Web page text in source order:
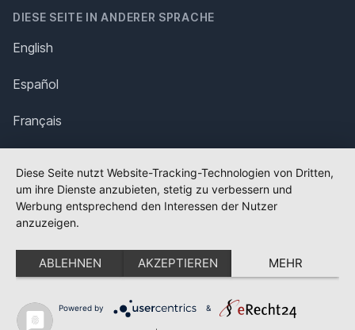
DIESE SEITE IN ANDERER SPRACHE
English
Español
Français
Polska
Português
Nederlands
Svenska
Diese Seite nutzt Website-Tracking-Technologien von Dritten,
um ihre Dienste anzubieten, stetig zu verbessern und
Werbung entsprechend den Interessen der Nutzer
anzuzeigen.
ABLEHNEN AKZEPTIEREN MEHR
Powered by &